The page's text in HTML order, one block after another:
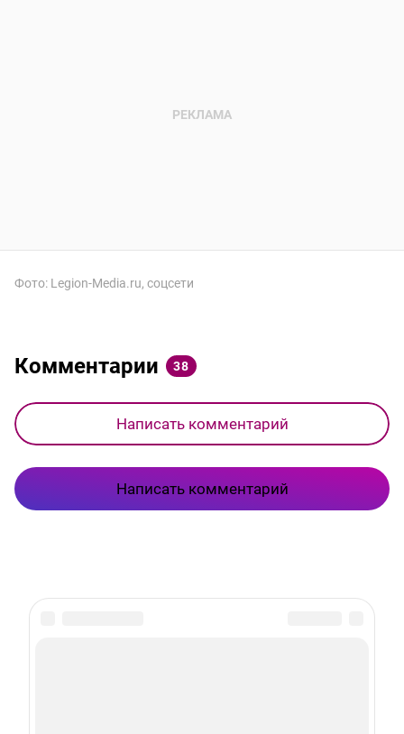
Фото: Legion-Media.ru, соцсети
Комментарии 38
Написать комментарий
Написать комментарий